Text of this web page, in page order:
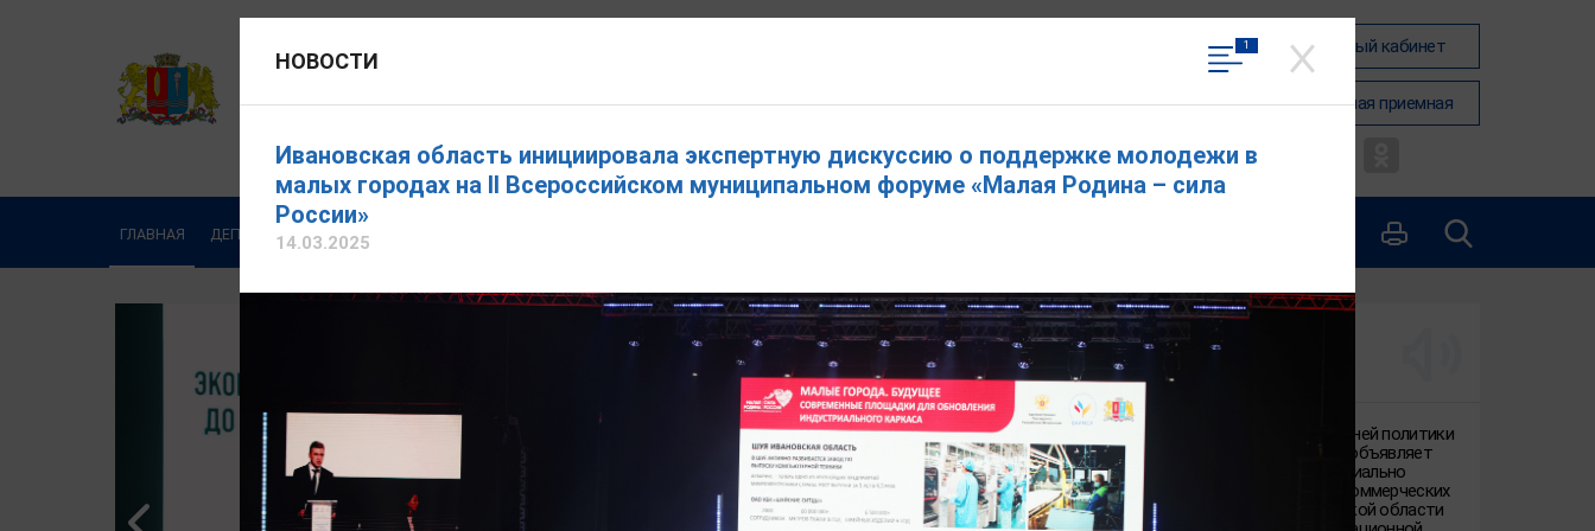
Вход в личный кабинет
Общественная приемная
ГЛАВНАЯ ДЕПАРТАМЕНТ ДЕЯТЕЛЬНОСТЬ
АКТУАЛЬНО
Департамент внутренней политики
Ивановской области объявляет
отбор в 2026 году социально
ориентированных некоммерческих
организаций Ивановской области
Написать обращение
НОВОСТИ
1
Ивановская область инициировала экспертную дискуссию о поддержке молодежи в
малых городах на II Всероссийском муниципальном форуме «Малая Родина – сила
России»
14.03.2025